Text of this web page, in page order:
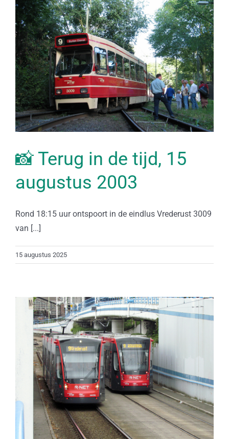
📸 Terug in de tijd, 15
augustus 2003
Rond 18:15 uur ontspoort in de eindlus Vrederust 3009
van [...]
15 augustus 2025